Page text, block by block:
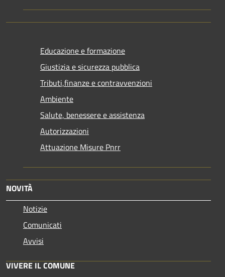
Educazione e formazione
Giustizia e sicurezza pubblica
Tributi,finanze e contravvenzioni
Ambiente
Salute, benessere e assistenza
Autorizzazioni
Attuazione Misure Pnrr
NOVITÀ
Notizie
Comunicati
Avvisi
VIVERE IL COMUNE